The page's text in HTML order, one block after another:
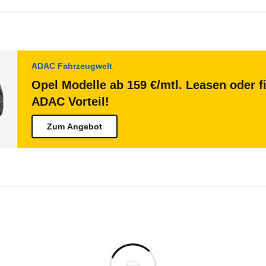
ADAC Fahrzeugwelt
Opel Modelle ab 159 €/mtl. Leasen oder
ADAC Vorteil!
Zum Angebot